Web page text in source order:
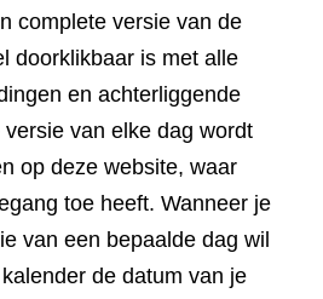
naar
een
andere
website)
complete versie van de
doorklikbaar is met alle
en achterliggende
van elke dag wordt
op deze website, waar
toe heeft. Wanneer je
van een bepaalde dag wil
de datum van je